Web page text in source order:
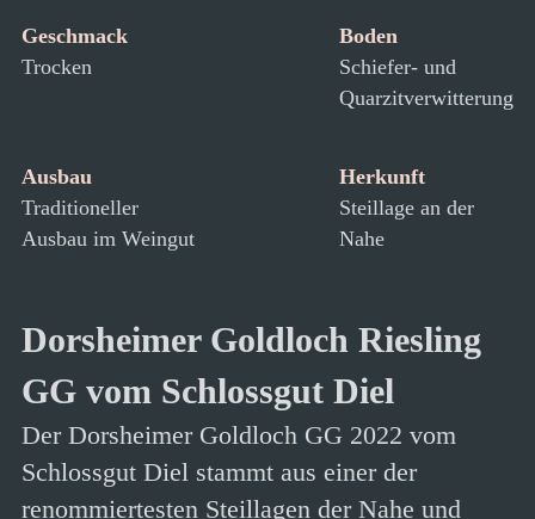
Geschmack
Trocken
Boden
Schiefer- und
Quarzitverwitterung
Ausbau
Traditioneller
Ausbau im Weingut
Herkunft
Steillage an der
Nahe
Dorsheimer Goldloch Riesling
GG vom Schlossgut Diel
Der Dorsheimer Goldloch GG 2022 vom
Schlossgut Diel stammt aus einer der
renommiertesten Steillagen der Nahe und